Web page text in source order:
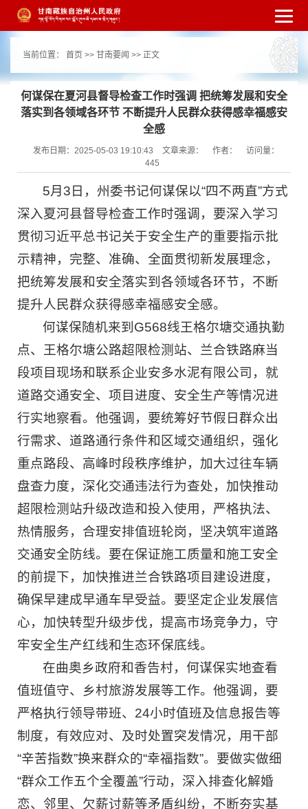
网站无障
碍 打开适老化模式 登录
当前位置： 首页 >> 甘南要闻 >> 正文
何谋保在夏河县督导检查工作时强调 把统筹发展和安全
落实到各领域各环节 不断提升人民群众获得感幸福感安
全感
发布日期：2025-05-03 19:10:43 文章来源： 作者：
访问量：
445
5月3日，州委书记何谋保以“四不两直”方式
深入夏河县督导检查工作时强调，要深入学习
贯彻习近平总书记关于安全生产的重要指示批
示精神，完整、准确、全面贯彻新发展理念，
把统筹发展和安全落实到各领域各环节，不断
提升人民群众获得感幸福感安全感。
何谋保随机来到G568线王格尔塘交通执勤
点、王格尔塘公路超限检测站、兰合铁路麻当
段项目现场和联系企业安多水泥有限公司，就
道路交通安全、项目进度、安全生产等情况进
行实地察看。他强调，要统筹好节假日群众出
行需求、道路通行条件和区域交通组织，强化
重点路段、高峰时段秩序维护，加大过往车辆
盘查力度，深化交通违法行为查处，加快推动
超限检测站升级改造和投入使用，严格执法、
热情服务，合理安排值班轮岗，坚决筑牢道路
交通安全防线。要在保证施工质量和施工安全
的前提下，加快推进兰合铁路项目建设进度，
确保早建成早通车早受益。要坚定企业发展信
心，加快转型升级步伐，提高市场竞争力，守
牢安全生产红线和生态环保底线。
在曲奥乡政府和香告村，何谋保实地查看
值班值守、乡村旅游发展等工作。他强调，要
严格执行领导带班、24小时值班及信息报告等
制度，有效应对、及时处置突发情况，用干部
“辛苦指数”换来群众的“幸福指数”。要做实做细
“群众工作五个全覆盖”行动，深入排查化解婚
恋、邻里、欠薪讨薪等矛盾纠纷，不断夯实基